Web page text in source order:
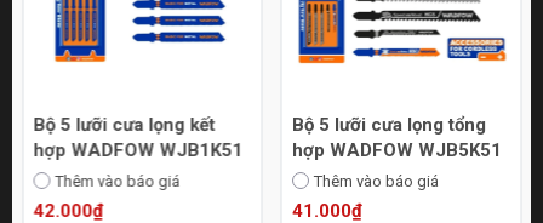
Bộ 5 lưỡi cưa lọng kết
hợp WADFOW WJB1K51
Thêm vào báo giá
42.000₫
Bộ 5 lưỡi cưa lọng tổng
hợp WADFOW WJB5K51
Thêm vào báo giá
41.000₫